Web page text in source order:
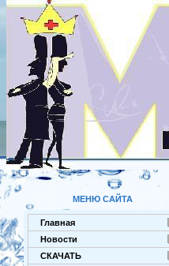
МЕНЮ САЙТА
Главная
Новости
СКАЧАТЬ